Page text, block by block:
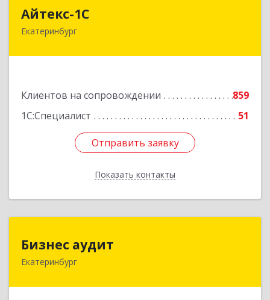
Айтекс-1С
Екатеринбург
Клиентов на сопровождении
859
1С:Специалист
51
Отправить заявку
Показать контакты
620041, Свердловская обл, Екатеринбург г,
Отправить заявку
Назад
Бизнес аудит
Екатеринбург
620062, Свердловская обл, Екатеринбург г,